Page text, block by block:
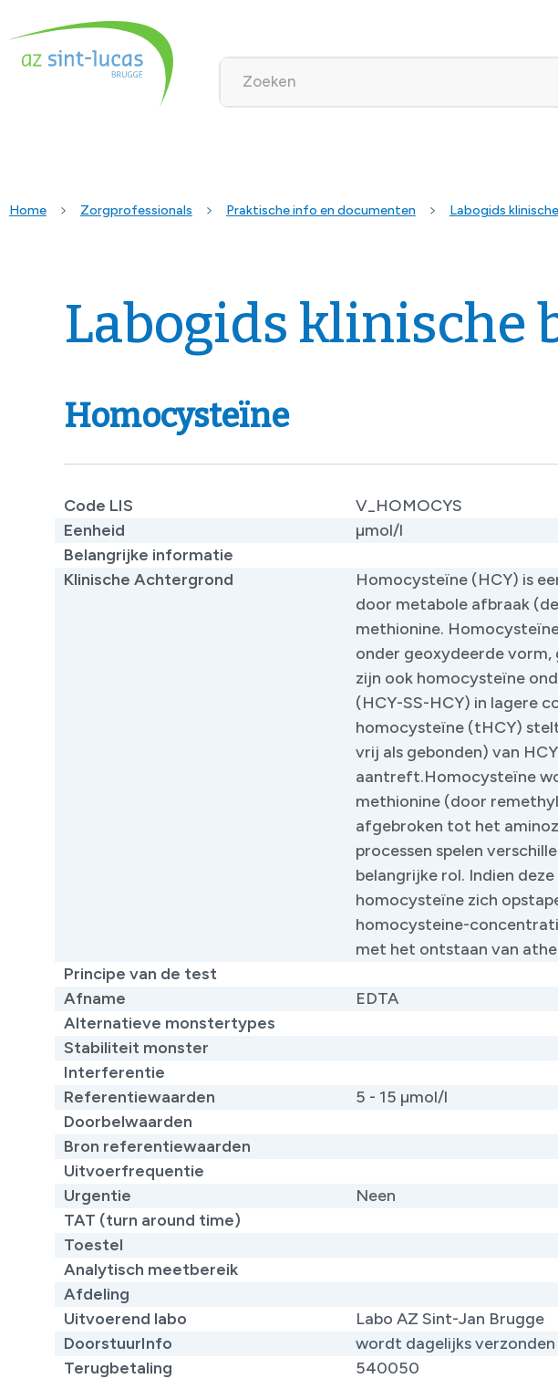
Home Zorgprofessionals Praktische info en documenten Labogids
Labogids klinische
Homocysteïne
Code LIS
V_HOMOCYS
Eenheid
µmol/l
Belangrijke informatie
Klinische Achtergrond
Homocysteïne (HCY) is
door metabole afbraak
methionine.
onder geoxydeerde vorm,
zijn ook homocysteïne
(HCY-SS-HCY) in lagere
homocysteïne (tHCY)
vrij als gebonden) van
aantreft.Homocysteïne
methionine (door
afgebroken tot het
processen spelen
belangrijke rol. Indien
homocysteïne zich
homocysteine-
met het ontstaan van
Principe van de test
Afname
EDTA
Alternatieve monstertypes
Stabiliteit monster
Interferentie
Referentiewaarden
5 - 15 µmol/l
Doorbelwaarden
Bron referentiewaarden
Uitvoerfrequentie
Urgentie
Neen
TAT (turn around time)
Toestel
Analytisch meetbereik
Afdeling
Uitvoerend labo
Labo AZ Sint-Jan Brugge
DoorstuurInfo
wordt dagelijks verzonden
Terugbetaling
540050